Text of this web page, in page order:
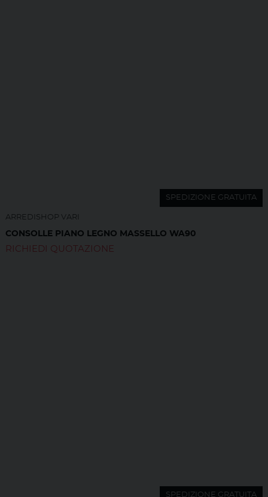
SPEDIZIONE GRATUITA
ARREDISHOP VARI
CONSOLLE PIANO LEGNO MASSELLO WA90
RICHIEDI QUOTAZIONE
SPEDIZIONE GRATUITA